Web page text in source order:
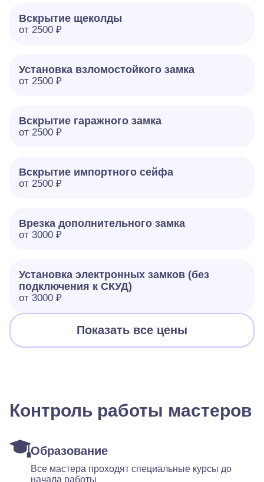
Вскрытие щеколды
от 2500 ₽
Установка взломостойкого замка
от 2500 ₽
Вскрытие гаражного замка
от 2500 ₽
Вскрытие импортного сейфа
от 2500 ₽
Врезка дополнительного замка
от 3000 ₽
Установка электронных замков (без
подключения к СКУД)
от 3000 ₽
Показать все цены
Контроль работы мастеров
Образование
Все мастера проходят специальные курсы до
начала работы